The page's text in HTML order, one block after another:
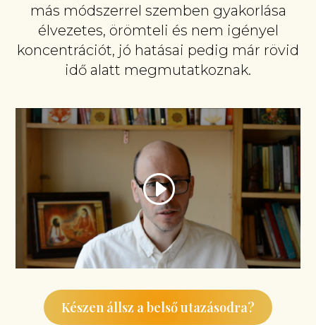
más módszerrel szemben gyakorlása
élvezetes, örömteli és nem igényel
koncentrációt, jó hatásai pedig már rövid
idő alatt megmutatkoznak.
Készen állsz a belső utazásodra?